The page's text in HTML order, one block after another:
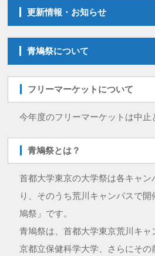
更新情報・お知らせ
青鳩祭について
フリーマーケットについて
今年度のフリーマーケットは中止
青鳩祭とは？
首都大学東京の大学祭は各キャン
り、そのうち荒川キャンパスで
鳩祭」です。
青鳩祭は、首都大学東京荒川キャ
京都立保健科学大学、さらにそ